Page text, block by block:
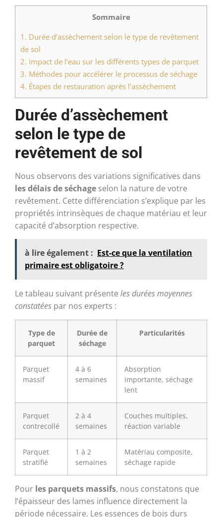
Sommaire
1. Durée d’assèchement selon le type de revêtement
de sol
2. Impact de l’eau sur les différents types de parquet
3. Méthodes pour accélérer le processus de séchage
4. Étapes de restauration après l’assèchement
Durée d’assèchement
selon le type de
revêtement de sol
Nous observons des variations significatives dans
les délais de séchage selon la nature de votre
revêtement. Cette différenciation s’explique par les
propriétés intrinsèques de chaque matériau et leur
capacité d’absorption respective.
à lire également : Est-ce que la ventilation
primaire est obligatoire ?
Le tableau suivant présente les durées moyennes
constatées par nos experts :
Type de
parquet
Durée de
séchage
Particularités
Parquet
massif
4 à 6
semaines
Absorption
importante, séchage
lent
Parquet
contrecollé
2 à 4
semaines
Couches multiples,
réaction variable
Parquet
stratifié
1 à 2
semaines
Matériau composite,
séchage rapide
Pour les parquets massifs, nous constatons que
l’épaisseur des lames influence directement la
période nécessaire. Les essences de bois durs